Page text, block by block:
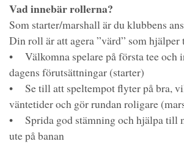
Vad innebär rollerna?
Som starter/marshall är du klubbens
Din roll är att agera ”värd” som
• Välkomna spelare på första tee och
dagens förutsättningar (starter)
• Se till att speltempot flyter på bra,
väntetider och gör rundan roligare
• Sprida god stämning och hjälpa till
ute på banan